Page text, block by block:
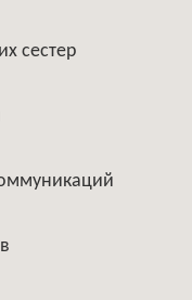
сестер